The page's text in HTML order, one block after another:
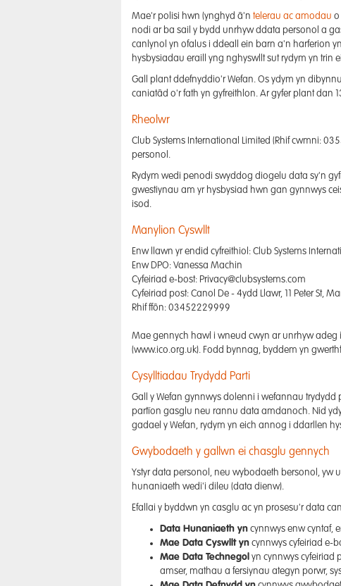
Mae'r polisi hwn (ynghyd â'n telerau ac amodau o
nodi ar ba sail y bydd unrhyw ddata personol a
canlynol yn ofalus i ddeall ein barn a'n harferion
hysbysiadau eraill yng nghyswllt sut rydym yn trin
Gall plant ddefnyddio'r Wefan. Os ydym yn
caniatâd o'r fath yn gyfreithlon. Ar gyfer plant dan
Rheolwr
Club Systems International Limited (Rhif cwmni:
personol.
Rydym wedi penodi swyddog diogelu data sy'n
gwestiynau am yr hysbysiad hwn gan gynnwys
isod.
Manylion Cyswllt
Enw llawn yr endid cyfreithiol: Club Systems
Enw DPO: Vanessa Machin
Cyfeiriad e-bost: Privacy@clubsystems.com
Cyfeiriad post: Canol De - 4ydd Llawr, 11 Peter St,
Rhif ffôn: 03452229999
Mae gennych hawl i wneud cwyn ar unrhyw adeg
(www.ico.org.uk). Fodd bynnag, byddem yn
Cysylltiadau Trydydd Parti
Gall y Wefan gynnwys dolenni i wefannau
partïon gasglu neu rannu data amdanoch. Nid
gadael y Wefan, rydym yn eich annog i ddarllen
Gwybodaeth y gallwn ei chasglu gennych
Ystyr data personol, neu wybodaeth bersonol,
hunaniaeth wedi'i dileu (data dienw).
Efallai y byddwn yn casglu ac yn prosesu'r data
Data Hunaniaeth yn cynnwys enw cyntaf,
Mae Data Cyswllt yn cynnwys cyfeiriad e-
Mae Data Technegol yn cynnwys cyfeiriad
amser, mathau a fersiynau ategyn porwr,